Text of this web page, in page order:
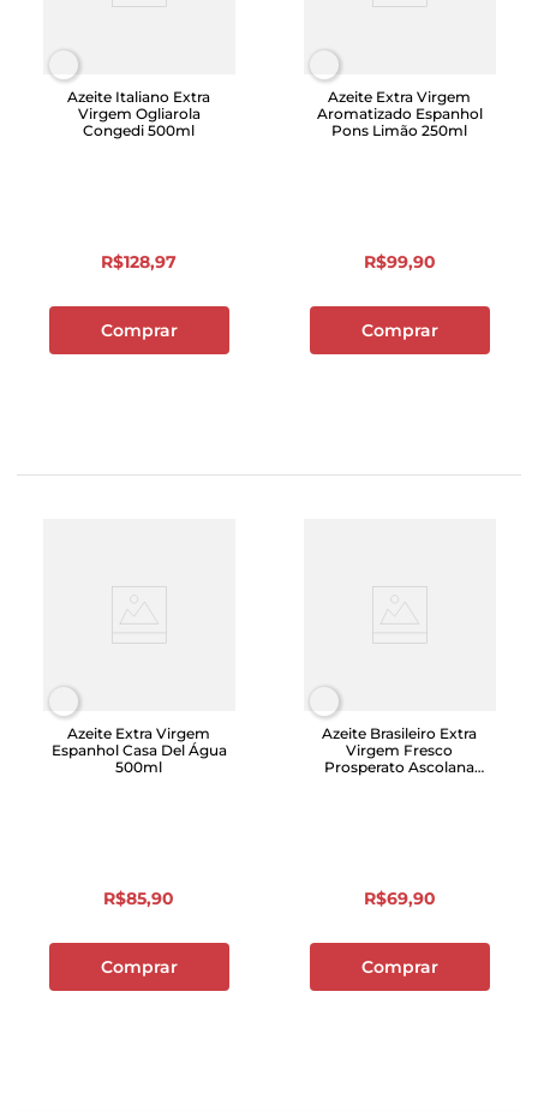
Azeite Italiano Extra
Virgem Ogliarola
Congedi 500ml
R$128,97
Comprar
Azeite Extra Virgem
Aromatizado Espanhol
Pons Limão 250ml
R$99,90
Comprar
Azeite Extra Virgem
Espanhol Casa Del Água
500ml
R$85,90
Comprar
Azeite Brasileiro Extra
Virgem Fresco
Prosperato Ascolana
R$69,90
Comprar